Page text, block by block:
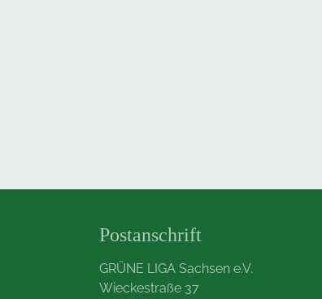
Postanschrift
GRÜNE LIGA Sachsen e.V.
Wieckestraße 37